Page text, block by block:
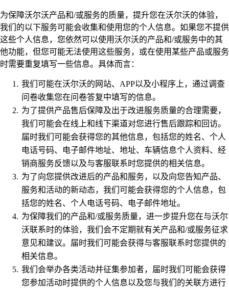
为保障沃尔沃产品和/或服务的质量，提升您在沃尔沃的体验，
我们的以下服务可能会收集和使用您的个人信息。如果您不提供
这些个人信息，您依然可以使用沃尔沃的产品和/或服务中的其
他功能，但您可能无法使用这些服务，或在使用某些产品或服务
时需要重复填写一些信息。具体而言：
我们可能在沃尔沃的网站、APP以及小程序上，通过调查
问卷收集您在问卷答复中填写的信息。
为了提供产品售后保障及出于改进服务质量的合理需要，
我们可能会在线上和线下渠道对您进行售后跟踪和回访。
届时我们可能会获得您的其他信息，包括您的姓名、个人
电话号码、电子邮件地址、地址、车辆信息个人资料、经
销商服务反馈以及与客服联系时您提供的相关信息。
为了向您提供改进后的产品和服务，以及向您告知产品、
服务和活动的新动态，我们可能会获得您的个人信息，包
括您的姓名、个人电话号码、电子邮件地址。
为保障我们的产品和/或服务质量，进一步提升您在与沃尔
沃联系时的体验，我们会不定期就有关产品和/或服务征求
意见和建议。届时我们可能会获得与客服联系时您提供的
相关信息。
我们会举办各类活动并征集参加者，届时我们可能会获得
您参加活动时提供的个人信息以及您与我们的关联方进行